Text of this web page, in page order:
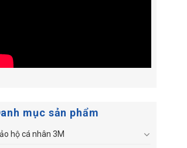
mục sản phẩm
hộ cá nhân 3M